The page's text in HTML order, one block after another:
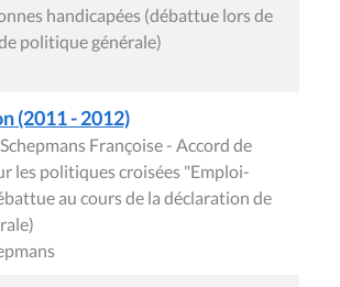
handicapées (débattue lors de
politique générale)
(2011 - 2012)
Françoise - Accord de
les politiques croisées "Emploi-
au cours de la déclaration de